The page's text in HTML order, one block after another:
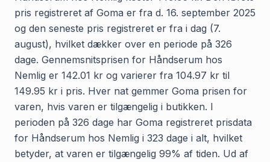
pris registreret af Goma er fra d. 16. september 2025
og den seneste pris registreret er fra i dag (7.
august), hvilket dækker over en periode på 326
dage. Gennemsnitsprisen for Håndserum hos
Nemlig er 142.01 kr og varierer fra 104.97 kr til
149.95 kr i pris. Hver nat gemmer Goma prisen for
varen, hvis varen er tilgængelig i butikken. I
perioden på 326 dage har Goma registreret prisdata
for Håndserum hos Nemlig i 323 dage i alt, hvilket
betyder, at varen er tilgængelig 99% af tiden. Ud af